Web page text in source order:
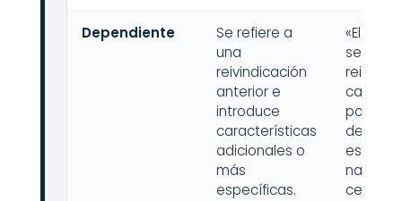
Dependiente
Se refiere a
una
reivindicación
anterior e
introduce
características
adicionales o
más
específicas.
«El
según la
porque
de
es de